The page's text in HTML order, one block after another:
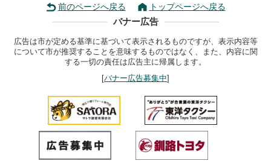
前のページへ戻る トップページへ戻る
バナー広告
広告は市が定める基準に基づいて表示されるものですが、表示内容等
について市が推奨することを意味するものではなく、また、内容に関
する一切の責任は広告主に帰属します。
[バナー広告募集中]